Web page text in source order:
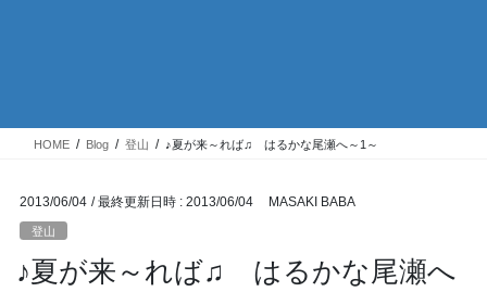
HOME Blog 登山 ♪夏が来～れば♫ はるかな尾瀬へ～1～
2013/06/04 / 最終更新日時 : 2013/06/04 MASAKI BABA
登山
♪夏が来～れば♫ はるかな尾瀬へ